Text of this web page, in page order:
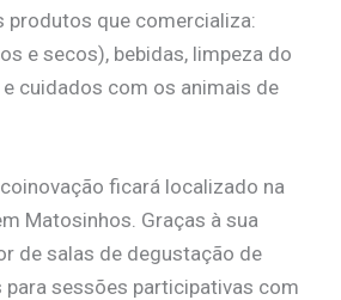
produtos que comercializa:
e secos), bebidas, limpeza do
e cuidados com os animais de
ficará localizado na
Matosinhos. Graças à sua
de salas de degustação de
sessões participativas com